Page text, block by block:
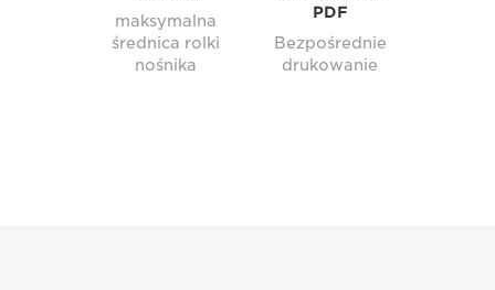
maksymalna
średnica rolki
nośnika
PDF
Bezpośrednie
drukowanie